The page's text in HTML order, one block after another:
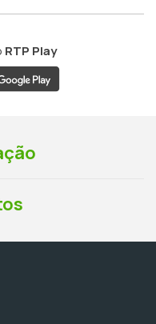
RTP Play